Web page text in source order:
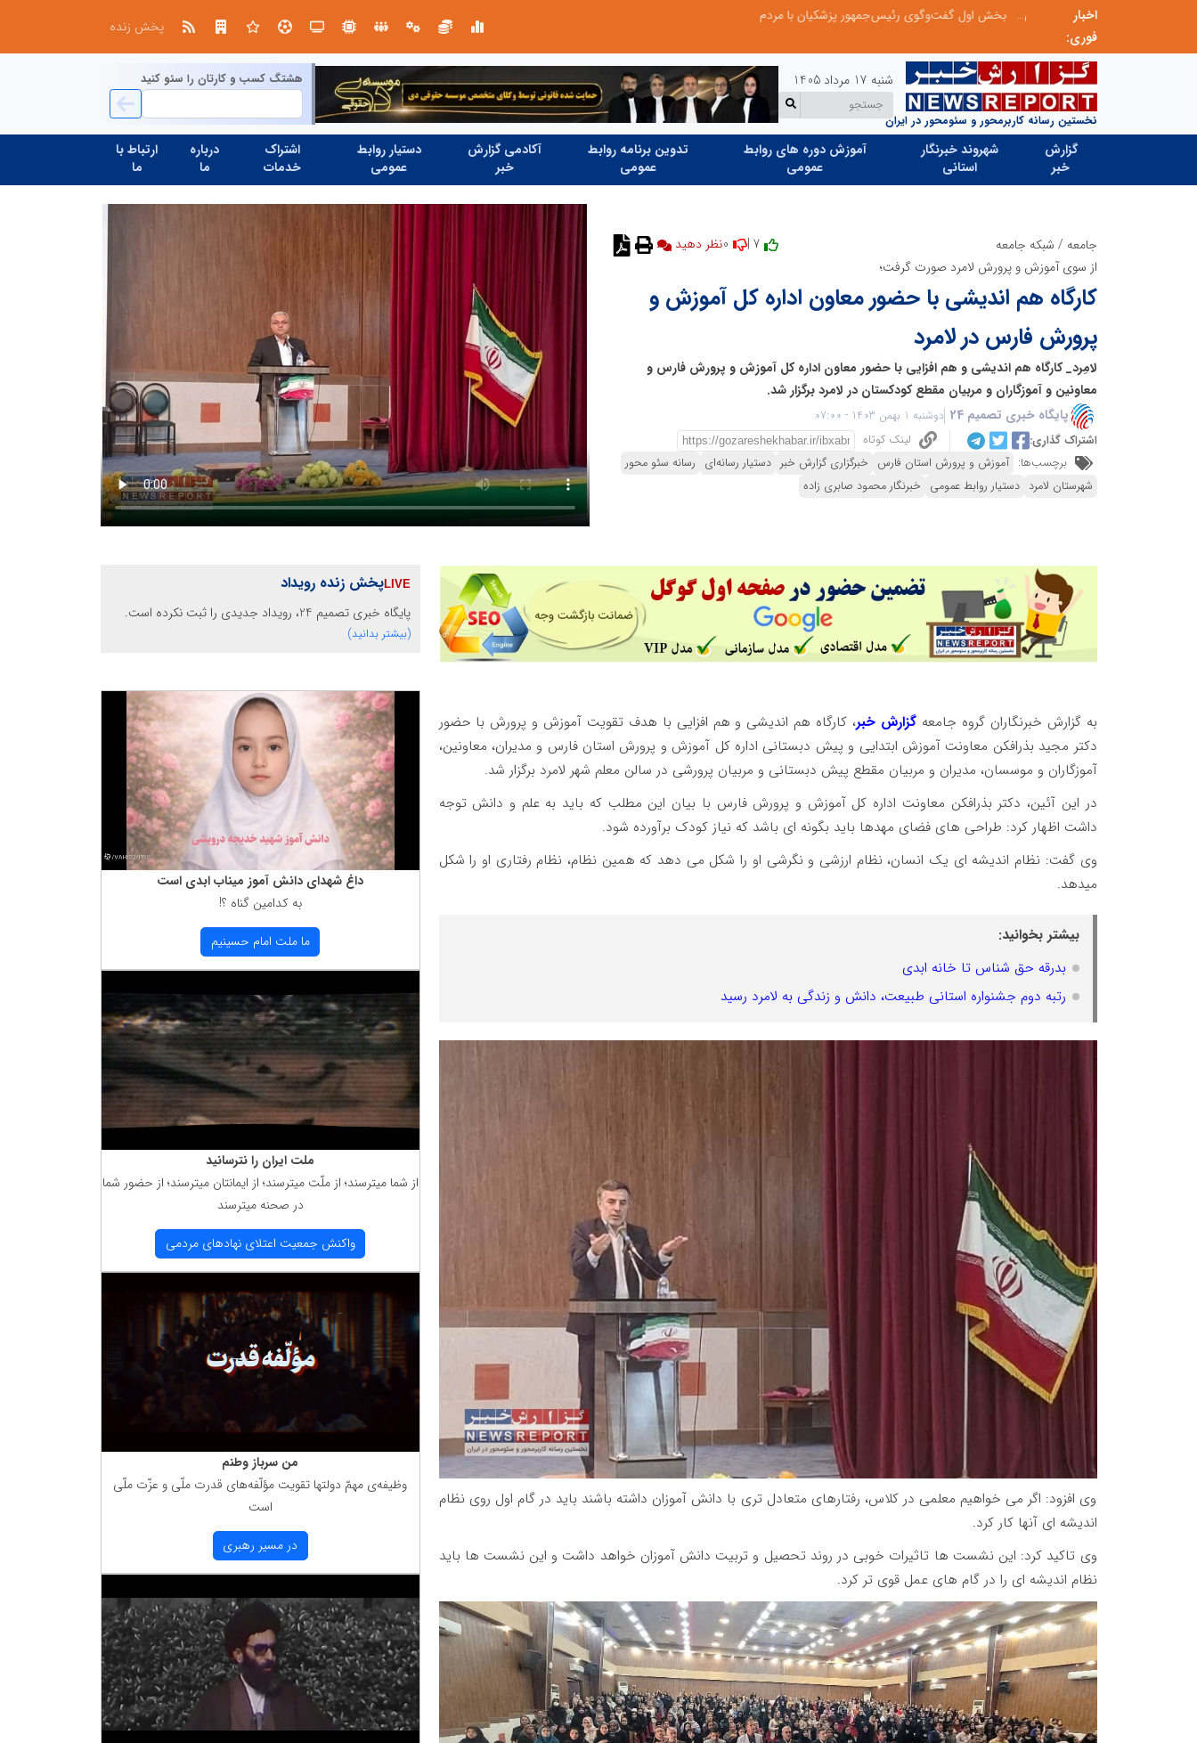
اخبار
فوری:
بخش اول گفت‌وگوی رئیس‌جمهور پزشکیان با مردم روایت تصویری از خدمت در مسیر اربعین حسینی
پخش زنده
نخستین رسانه کاربرمحور و سئومحور در ایران
شنبه 17 مرداد 1405 هشتگ کسب و کارتان را سئو کنید
گزارش
خبر
شهروند خبرنگار
استانی
آموزش دوره های روابط
عمومی
تدوین برنامه روابط
عمومی
آکادمی گزارش
خبر
دستیار روابط
عمومی
اشتراک
خدمات
درباره
ما
ارتباط با
ما
جامعه / شبکه جامعه
نظر دهید
از سوی آموزش و پرورش لامرد صورت گرفت؛
کارگاه هم اندیشی با حضور معاون اداره کل آموزش و
پرورش فارس در لامرد
لامِرد_ کارگاه هم اندیشی و هم افزایی با حضور معاون اداره کل آموزش و پرورش فارس و
معاونین و آموزگاران و مربیان مقطع کودکستان در لامرد برگزار شد.
پایگاه خبری تصمیم 24
دوشنبه 1 بهمن 1403 - 07:00
اشتراک گذاری:
لینک کوتاه
برچسب‌ها: آموزش و پرورش استان فارس خبرگزاری گزارش خبر دستیار رسانه‌ای رسانه سئو محور
شهرستان لامرد دستیار روابط عمومی خبرنگار محمود صابری زاده
به گزارش خبرنگاران گروه جامعه گزارش خبر، کارگاه هم اندیشی و هم افزایی با هدف تقویت آموزش و پرورش با حضور
دکتر مجید بذرافکن معاونت آموزش ابتدایی و پیش دبستانی اداره کل آموزش و پرورش استان فارس و مدیران، معاونین،
آموزگاران و موسسان، مدیران و مربیان مقطع پیش دبستانی و مربیان پرورشی در سالن معلم شهر لامرد برگزار شد.
در این آئین، دکتر بذرافکن معاونت اداره کل آموزش و پرورش فارس با بیان این مطلب که باید به علم و دانش توجه
داشت اظهار کرد: طراحی های فضای مهدها باید بگونه ای باشد که نیاز کودک برآورده شود.
وی گفت: نظام اندیشه ای یک انسان، نظام ارزشی و نگرشی او را شکل می دهد که همین نظام، نظام رفتاری او را شکل
میدهد.
بیشتر بخوانید:
بدرقه حق شناس تا خانه ابدی
رتبه دوم جشنواره استانی طبیعت، دانش و زندگی به لامرد رسید
وی افزود: اگر می خواهیم معلمی در کلاس، رفتارهای متعادل تری با دانش آموزان داشته باشند باید در گام‌ اول روی نظام
اندیشه ای آنها کار کرد.
وی تاکید کرد: این نشست ها تاثیرات خوبی در روند تحصیل و تربیت دانش آموزان خواهد داشت و این نشست ها باید
نظام اندیشه ای را در گام های عمل قوی تر کرد.
پخش زنده رویداد
پایگاه خبری تصمیم 24، رویداد جدیدی را ثبت نکرده است.
(بیشتر بدانید)
داغ شهدای دانش آموز میناب ابدی است
به كدامین گناه ؟!
ما ملت امام حسینیم
ملت ایران را نترسانید
از شما میترسند؛ از ملّت میترسند؛ از ایمانتان میترسند؛ از حضور شما
در صحنه میترسند
واكنش جمعیت اعتلای نهادهای مردمی
من سرباز وطنم
وظیفه‌ی مهمّ دولتها تقویت مؤلّفه‌های قدرت ملّی و عزّت ملّی
است
در مسیر رهبری